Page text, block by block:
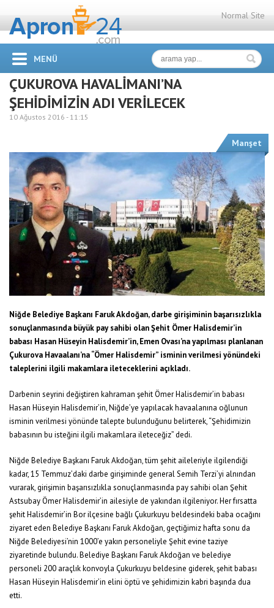
Normal Site
MENÜ
ÇUKUROVA HAVALİMANI’NA
ŞEHİDİMİZİN ADI VERİLECEK
10 Ağustos 2016 - 11:15
Manşet
Niğde Belediye Başkanı Faruk Akdoğan, darbe girişiminin başarısızlıkla
sonuçlanmasında büyük pay sahibi olan Şehit Ömer Halisdemir’in
babası Hasan Hüseyin Halisdemir’in, Emen Ovası’na yapılması planlanan
Çukurova Havaalanı’na “Ömer Halisdemir” isminin verilmesi yönündeki
taleplerini ilgili makamlara ileteceklerini açıkladı.
Darbenin seyrini değiştiren kahraman şehit Ömer Halisdemir’in babası
Hasan Hüseyin Halisdemir’in, Niğde’ye yapılacak havaalanına oğlunun
isminin verilmesi yönünde talepte bulunduğunu belirterek, “Şehidimizin
babasının bu isteğini ilgili makamlara ileteceğiz” dedi.
Niğde Belediye Başkanı Faruk Akdoğan, tüm şehit aileleriyle ilgilendiği
kadar, 15 Temmuz’daki darbe girişiminde general Semih Terzi’yi alnından
vurarak, girişimin başarısızlıkla sonuçlanmasında pay sahibi olan Şehit
Astsubay Ömer Halisdemir’in ailesiyle de yakından ilgileniyor. Her fırsatta
şehit Halisdemir’in Bor ilçesine bağlı Çukurkuyu beldesindeki baba ocağını
ziyaret eden Belediye Başkanı Faruk Akdoğan, geçtiğimiz hafta sonu da
Niğde Belediyesi’nin 1000’e yakın personeliyle Şehit evine taziye
ziyaretinde bulundu. Belediye Başkanı Faruk Akdoğan ve belediye
personeli 200 araçlık konvoyla Çukurkuyu beldesine giderek, şehit babası
Hasan Hüseyin Halisdemir’in elini öptü ve şehidimizin kabri başında dua
etti.